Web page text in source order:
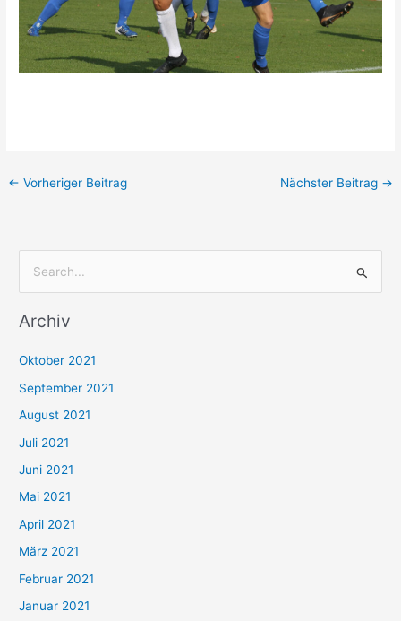
← Vorheriger Beitrag Nächster Beitrag →
c
n
n
a
c
h
:
Archiv
Oktober 2021
September 2021
August 2021
Juli 2021
Juni 2021
Mai 2021
April 2021
März 2021
Februar 2021
Januar 2021